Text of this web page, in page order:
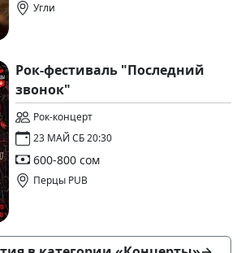
Угли
Рок-фестиваль "Последний
звонок"
Рок-концерт
23 МАЙ СБ 20:30
600-800 сом
Перцы PUB